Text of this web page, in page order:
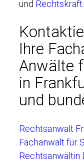
und Rechtskraft.
Ihre
Anwälte
in
und
Rechtsanwalt
Fachanwalt für
Rechtsanwältin